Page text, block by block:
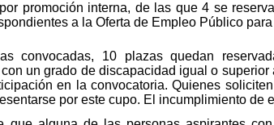
promoción interna, de las que 4 se
a la Oferta de Empleo Público
convocadas, 10 plazas quedan
un grado de discapacidad igual o
en la convocatoria. Quienes
por este cupo. El incumplimiento de